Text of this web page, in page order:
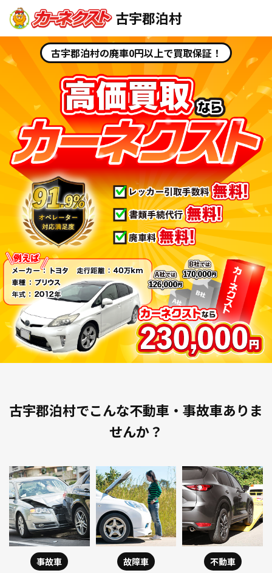
古宇郡泊村
古宇郡泊村の廃車0円以上で買取保証！
古宇郡泊村でこんな不動車・事故車ありま
せんか？
事故車 故障車 不動車